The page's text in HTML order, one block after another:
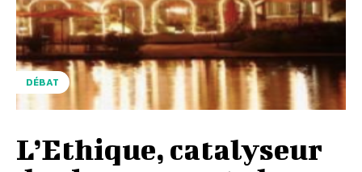
DÉBAT
L’Ethique, catalyseur